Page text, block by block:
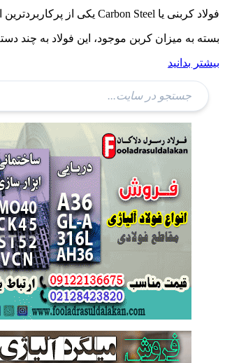
فولاد کربنی یا Carbon Steel یکی از پرکاربردترین انواع فولاد در صنعت است که ترکیب اصلی آن شامل آهن و کربن است.
بسته به میزان کربن موجود، این فولاد به چند
بیشتر بدانید